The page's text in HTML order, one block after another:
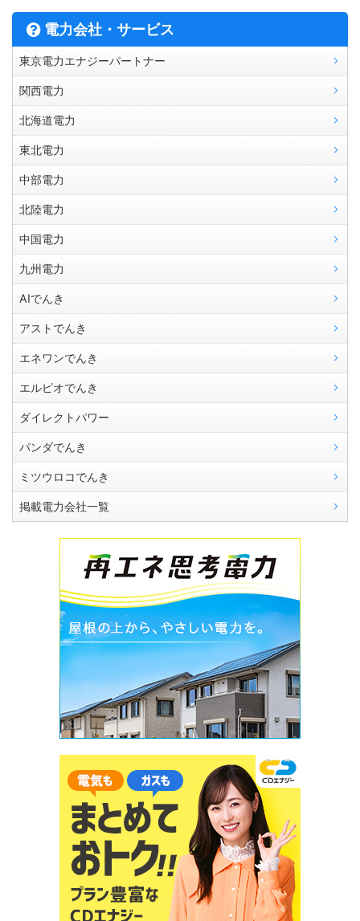
電力会社・サービス
東京電力エナジーパートナー
関西電力
北海道電力
東北電力
中部電力
北陸電力
中国電力
九州電力
AIでんき
アストでんき
エネワンでんき
エルピオでんき
ダイレクトパワー
パンダでんき
ミツウロコでんき
掲載電力会社一覧